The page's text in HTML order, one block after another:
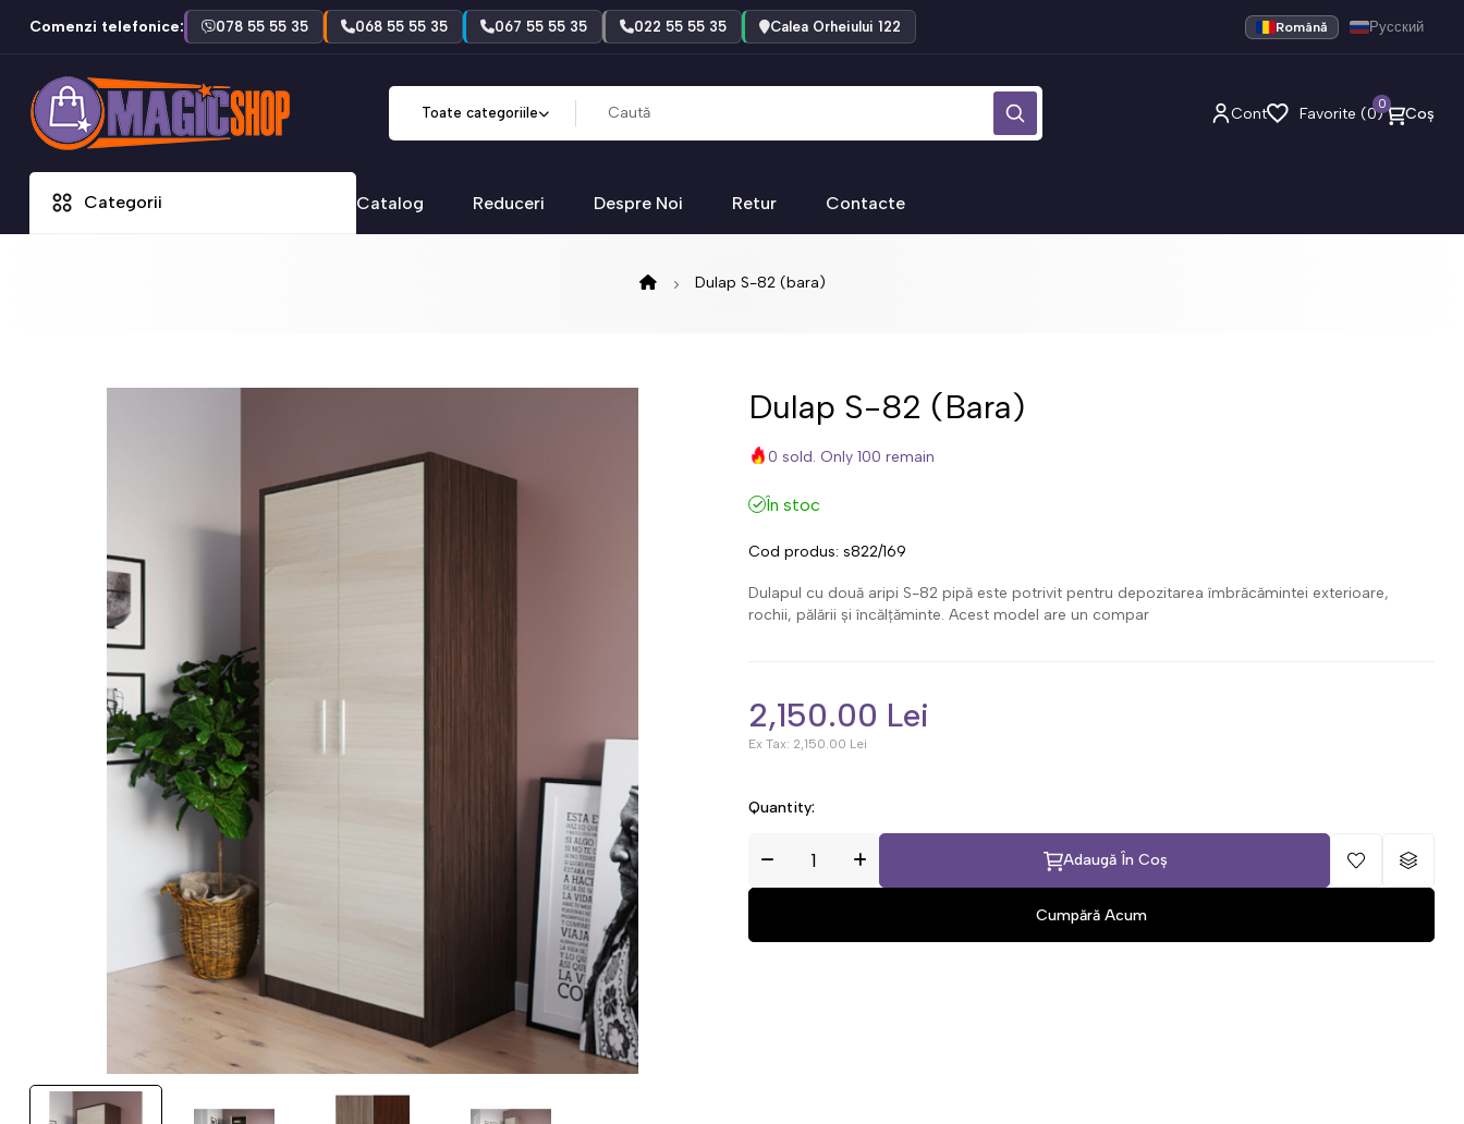
Comenzi telefonice: 078 55 55 35 068 55 55 35 067 55 55 35 022 55 55 35 Calea Orheiului 122 Română Русский
Toate categoriile Cont Favorite (0) Coș
0
Categorii Catalog Reduceri Despre Noi Retur Contacte
Dulap S-82 (bara)
Dulap S-82 (bara)
0 sold. Only 100 remain
În stoc
Cod produs: s822/169
Dulapul cu două aripi S-82 pipă este potrivit pentru depozitarea îmbrăcămintei exterioare,
rochii, pălării și încălțăminte. Acest model are un compar
2,150.00 Lei
Ex Tax: 2,150.00 Lei
Quantity:
Adaugă În Coș